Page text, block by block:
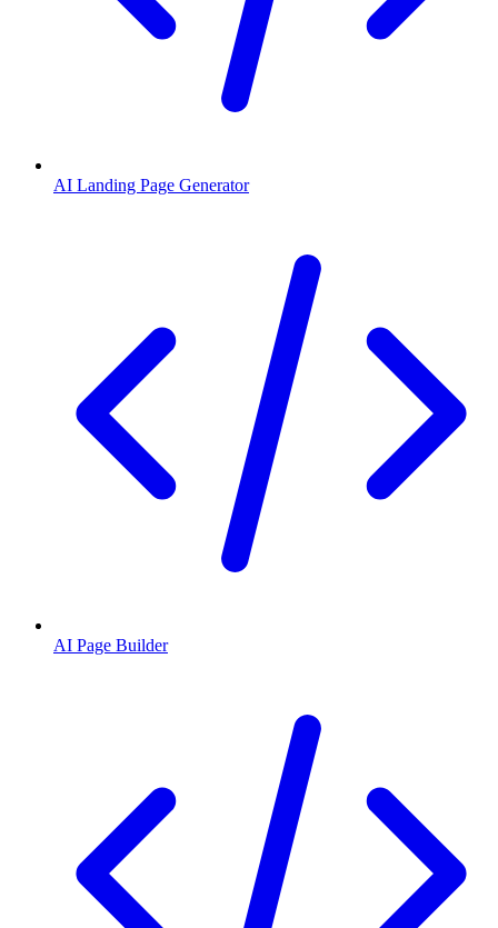
AI Landing Page Generator
AI Page Builder